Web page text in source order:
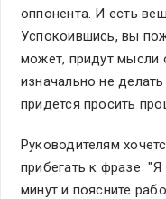
оппонента. И есть
Успокоившись, вы
может, придут мысли
изначально не
придется просить
Руководителям
прибегать к фразе "Я
минут и поясните